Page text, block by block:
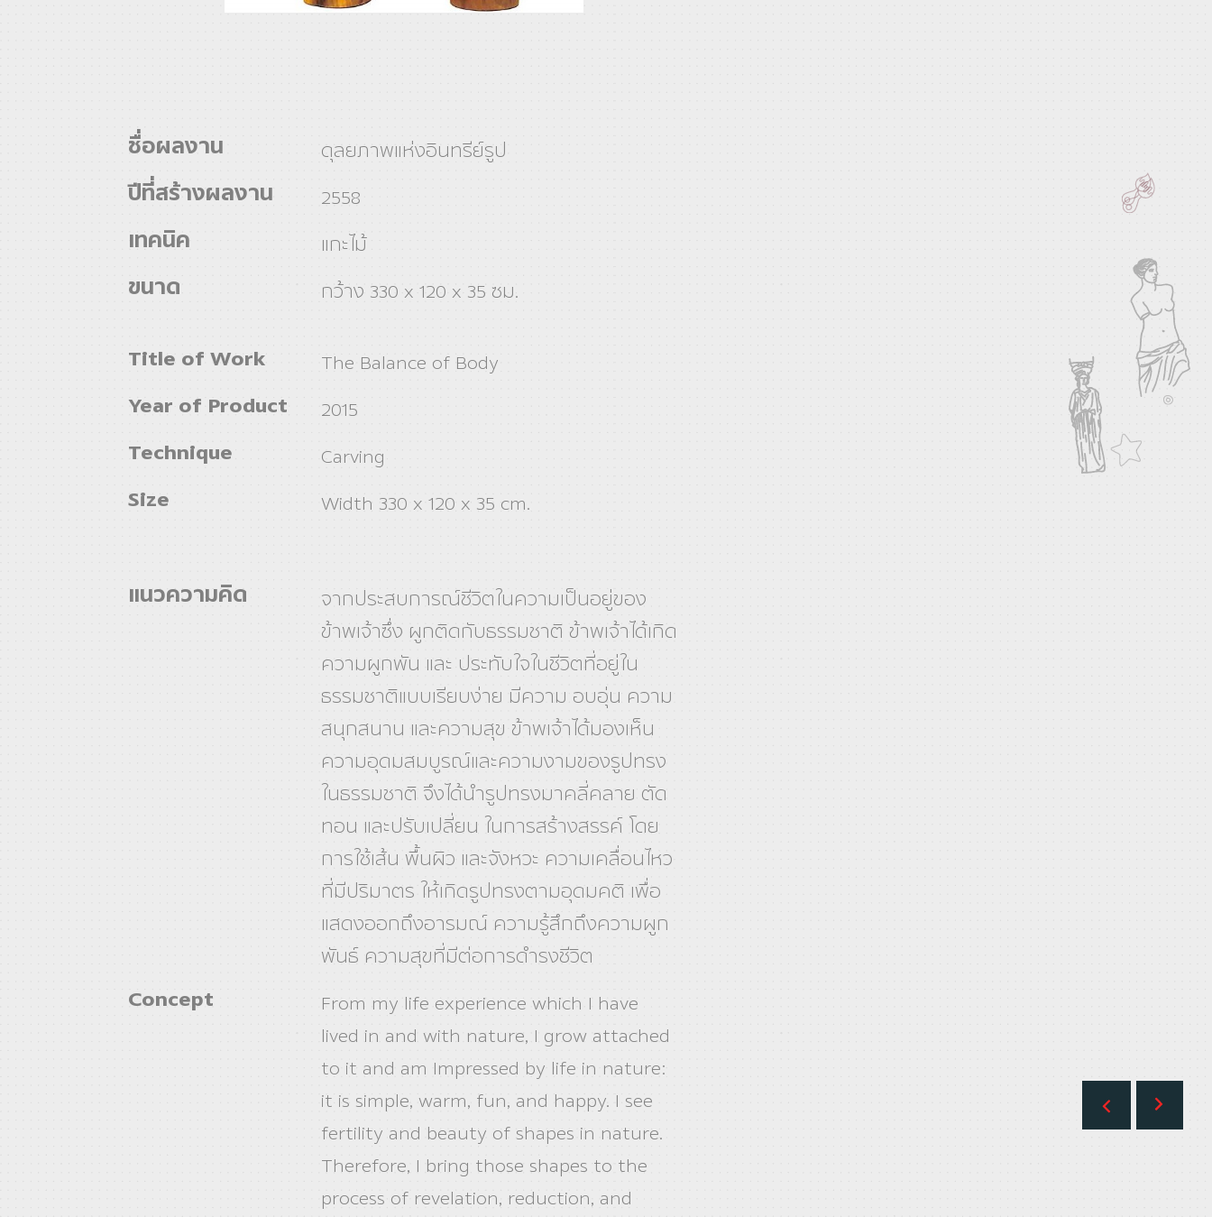
ชื่อผลงาน ดุลยภาพแห่งอินทรีย์รูป
ปีที่สร้างผลงาน 2558
เทคนิค แกะไม้
ขนาด กว้าง 330 x 120 x 35 ซม.
Title of Work The Balance of Body
Year of Product 2015
Technique Carving
Size Width 330 x 120 x 35 cm.
แนวความคิด
จากประสบการณ์ชีวิตในความเป็นอยู่ของ
ข้าพเจ้าซึ่ง ผูกติดกับธรรมชาติ ข้าพเจ้าได้เกิด
ความผูกพัน และ ประทับใจในชีวิตที่อยู่ใน
ธรรมชาติแบบเรียบง่าย มีความ อบอุ่น ความ
สนุกสนาน และความสุข ข้าพเจ้าได้มองเห็น
ความอุดมสมบูรณ์และความงามของรูปทรง
ในธรรมชาติ จึงได้นํารูปทรงมาคลี่คลาย ตัด
ทอน และปรับเปลี่ยน ในการสร้างสรรค์ โดย
การใช้เส้น พื้นผิว และจังหวะ ความเคลื่อนไหว
ที่มีปริมาตร ให้เกิดรูปทรงตามอุดมคติ เพื่อ
แสดงออกถึงอารมณ์ ความรู้สึกถึงความผูก
พันธ์ ความสุขที่มีต่อการดํารงชีวิต
Concept
From my life experience which I have
lived in and with nature, I grow attached
to it and am Impressed by life in nature:
it is simple, warm, fun, and happy. I see
fertility and beauty of shapes in nature.
Therefore, I bring those shapes to the
process of revelation, reduction, and